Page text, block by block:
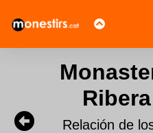
Relación de